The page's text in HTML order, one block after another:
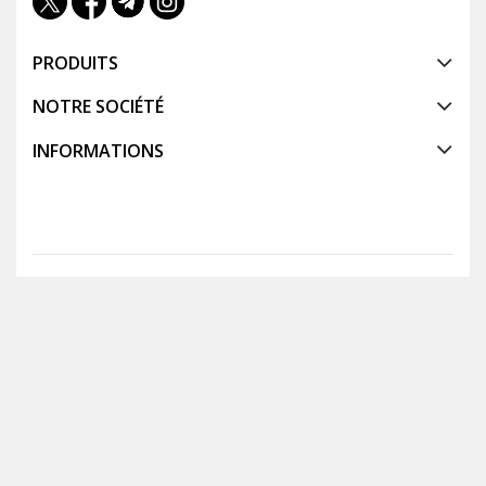
PRODUITS
NOTRE SOCIÉTÉ
INFORMATIONS